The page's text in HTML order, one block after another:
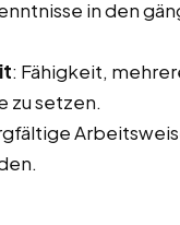
in den
: Fähigkeit,
zu setzen.